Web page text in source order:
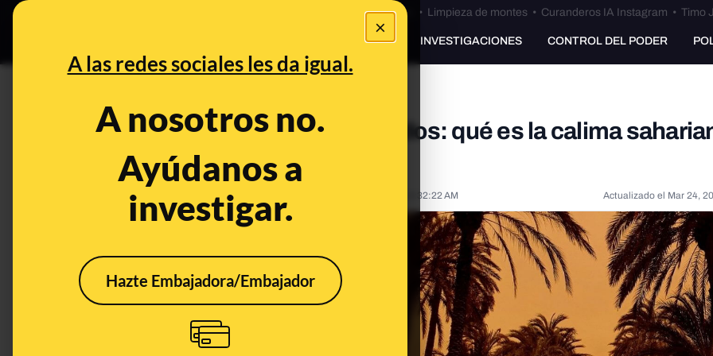
×
A las redes sociales les da igual.
A nosotros no.
Ayúdanos a
investigar.
Hazte Embajadora/Embajador
Bulos Ceuta • Limpieza de montes• Curanderos IA Instagram • Timo
PREBUNKING INVESTIGACIONES CONTROL DEL PODER
Cielos naranjas y coches embarrados: qué es la calima
qué consecuencias tiene
Clima Mar 15, 2022, 9:32:22 AM Actualizado el Mar 24,